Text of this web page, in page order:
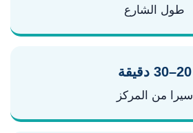
طول الشارع
20–30 دقيقة
سيرا من المركز